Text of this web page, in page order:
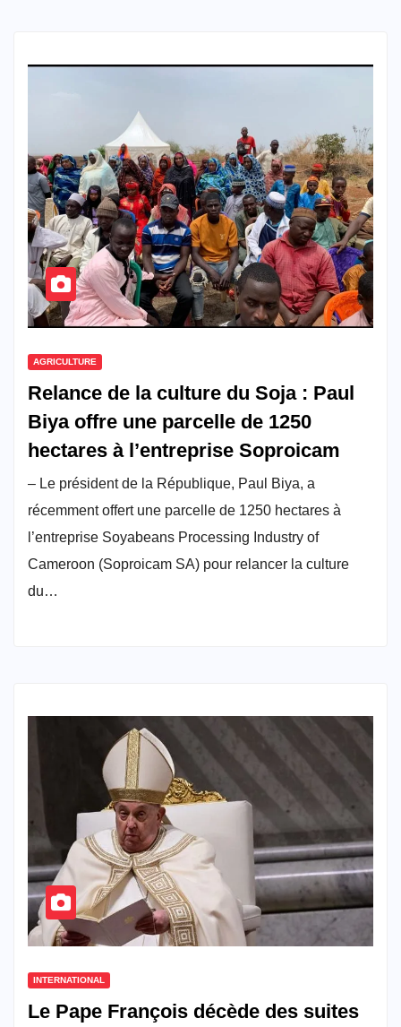
AGRICULTURE
Relance de la culture du Soja : Paul
Biya offre une parcelle de 1250
hectares à l’entreprise Soproicam
– Le président de la République, Paul Biya, a
récemment offert une parcelle de 1250 hectares à
l’entreprise Soyabeans Processing Industry of
Cameroon (Soproicam SA) pour relancer la culture
du…
INTERNATIONAL
Le Pape François décède des suites